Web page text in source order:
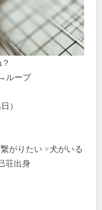
ループ
）
がりたい #犬がいる
荘出身